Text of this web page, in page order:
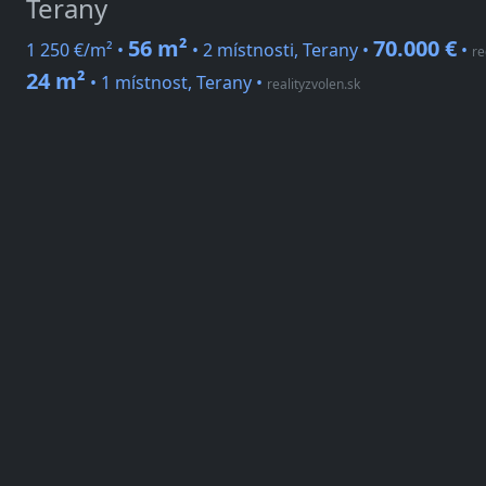
Terany
1 250 €/m² • 56 m² • 2 místnosti, Terany • 70.000 € •
24 m² • 1 místnost, Terany • realityzvolen.sk